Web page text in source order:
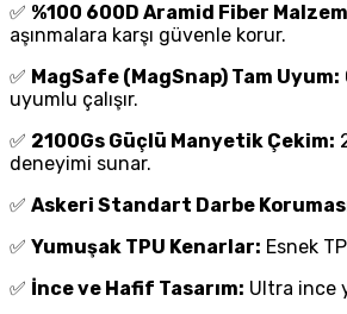
✅ %100 600D Aramid Fiber
aşınmalara karşı güvenle korur.
✅ MagSafe (MagSnap) Tam Uyum:
uyumlu çalışır.
✅ 2100Gs Güçlü Manyetik Çekim:
deneyimi sunar.
✅ Askeri Standart Darbe
✅ Yumuşak TPU Kenarlar: Esnek
✅ İnce ve Hafif Tasarım: Ultra ince